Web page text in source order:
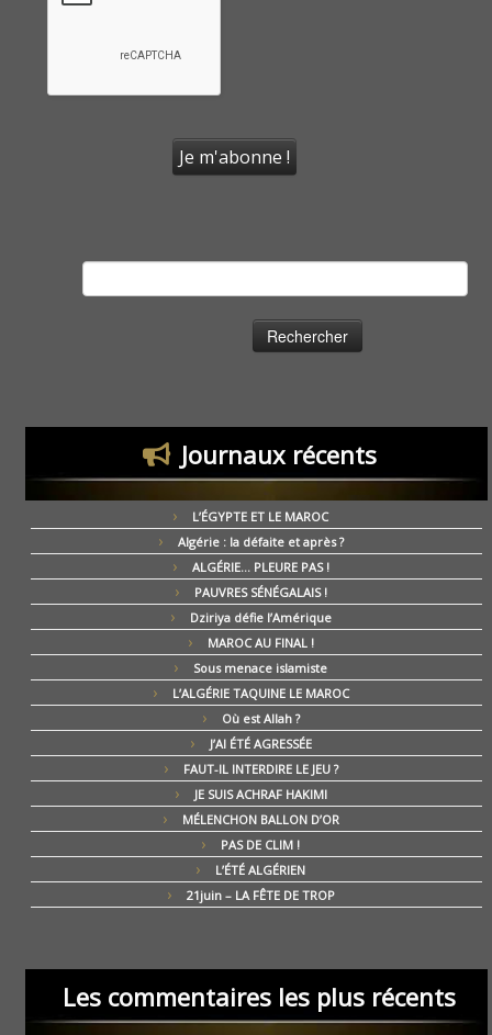
Journaux récents
L’ÉGYPTE ET LE MAROC
Algérie : la défaite et après ?
ALGÉRIE… PLEURE PAS !
PAUVRES SÉNÉGALAIS !
Dziriya défie l’Amérique
MAROC AU FINAL !
Sous menace islamiste
L’ALGÉRIE TAQUINE LE MAROC
Où est Allah ?
J’AI ÉTÉ AGRESSÉE
FAUT-IL INTERDIRE LE JEU ?
JE SUIS ACHRAF HAKIMI
MÉLENCHON BALLON D’OR
PAS DE CLIM !
L’ÉTÉ ALGÉRIEN
21juin – LA FÊTE DE TROP
Les commentaires les plus récents